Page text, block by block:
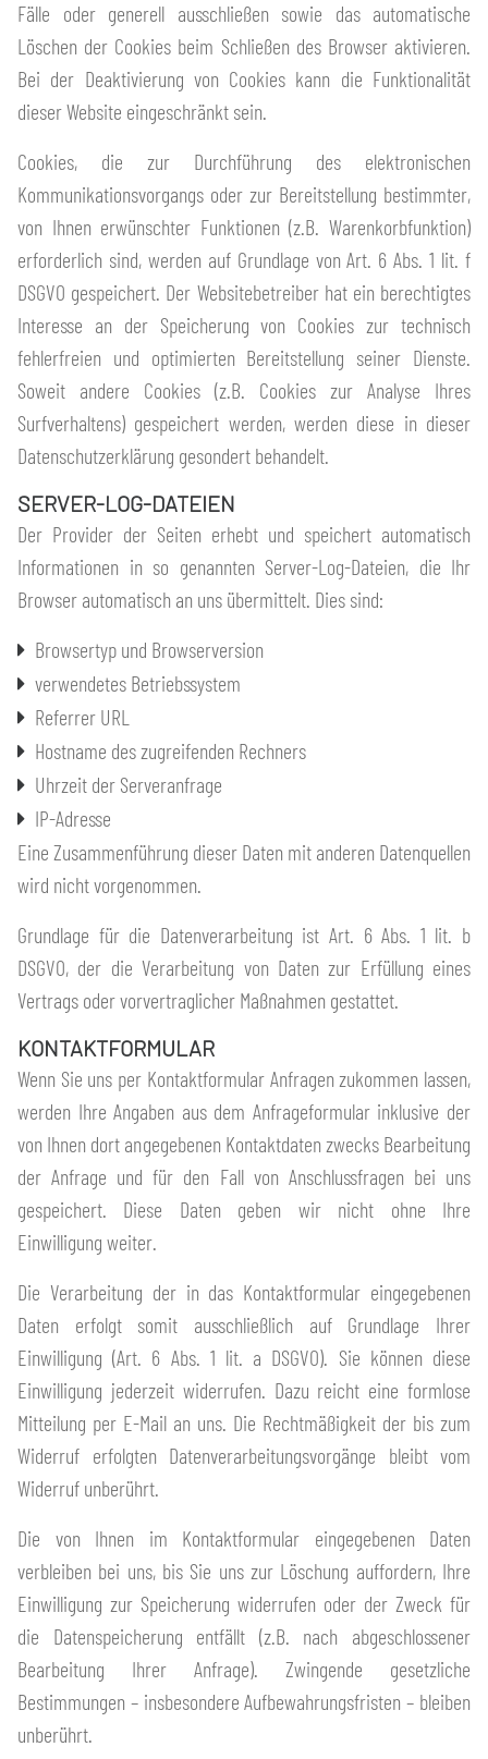
Fälle oder generell ausschließen sowie das automatische
Löschen der Cookies beim Schließen des Browser aktivieren.
Bei der Deaktivierung von Cookies kann die Funktionalität
dieser Website eingeschränkt sein.
Cookies, die zur Durchführung des elektronischen
Kommunikationsvorgangs oder zur Bereitstellung bestimmter,
von Ihnen erwünschter Funktionen (z.B. Warenkorbfunktion)
erforderlich sind, werden auf Grundlage von Art. 6 Abs. 1 lit. f
DSGVO gespeichert. Der Websitebetreiber hat ein berechtigtes
Interesse an der Speicherung von Cookies zur technisch
fehlerfreien und optimierten Bereitstellung seiner Dienste.
Soweit andere Cookies (z.B. Cookies zur Analyse Ihres
Surfverhaltens) gespeichert werden, werden diese in dieser
Datenschutzerklärung gesondert behandelt.
SERVER-LOG-DATEIEN
Der Provider der Seiten erhebt und speichert automatisch
Informationen in so genannten Server-Log-Dateien, die Ihr
Browser automatisch an uns übermittelt. Dies sind:
Browsertyp und Browserversion
verwendetes Betriebssystem
Referrer URL
Hostname des zugreifenden Rechners
Uhrzeit der Serveranfrage
IP-Adresse
Eine Zusammenführung dieser Daten mit anderen Datenquellen
wird nicht vorgenommen.
Grundlage für die Datenverarbeitung ist Art. 6 Abs. 1 lit. b
DSGVO, der die Verarbeitung von Daten zur Erfüllung eines
Vertrags oder vorvertraglicher Maßnahmen gestattet.
KONTAKTFORMULAR
Wenn Sie uns per Kontaktformular Anfragen zukommen lassen,
werden Ihre Angaben aus dem Anfrageformular inklusive der
von Ihnen dort angegebenen Kontaktdaten zwecks Bearbeitung
der Anfrage und für den Fall von Anschlussfragen bei uns
gespeichert. Diese Daten geben wir nicht ohne Ihre
Einwilligung weiter.
Die Verarbeitung der in das Kontaktformular eingegebenen
Daten erfolgt somit ausschließlich auf Grundlage Ihrer
Einwilligung (Art. 6 Abs. 1 lit. a DSGVO). Sie können diese
Einwilligung jederzeit widerrufen. Dazu reicht eine formlose
Mitteilung per E-Mail an uns. Die Rechtmäßigkeit der bis zum
Widerruf erfolgten Datenverarbeitungsvorgänge bleibt vom
Widerruf unberührt.
Die von Ihnen im Kontaktformular eingegebenen Daten
verbleiben bei uns, bis Sie uns zur Löschung auffordern, Ihre
Einwilligung zur Speicherung widerrufen oder der Zweck für
die Datenspeicherung entfällt (z.B. nach abgeschlossener
Bearbeitung Ihrer Anfrage). Zwingende gesetzliche
Bestimmungen – insbesondere Aufbewahrungsfristen – bleiben
unberührt.